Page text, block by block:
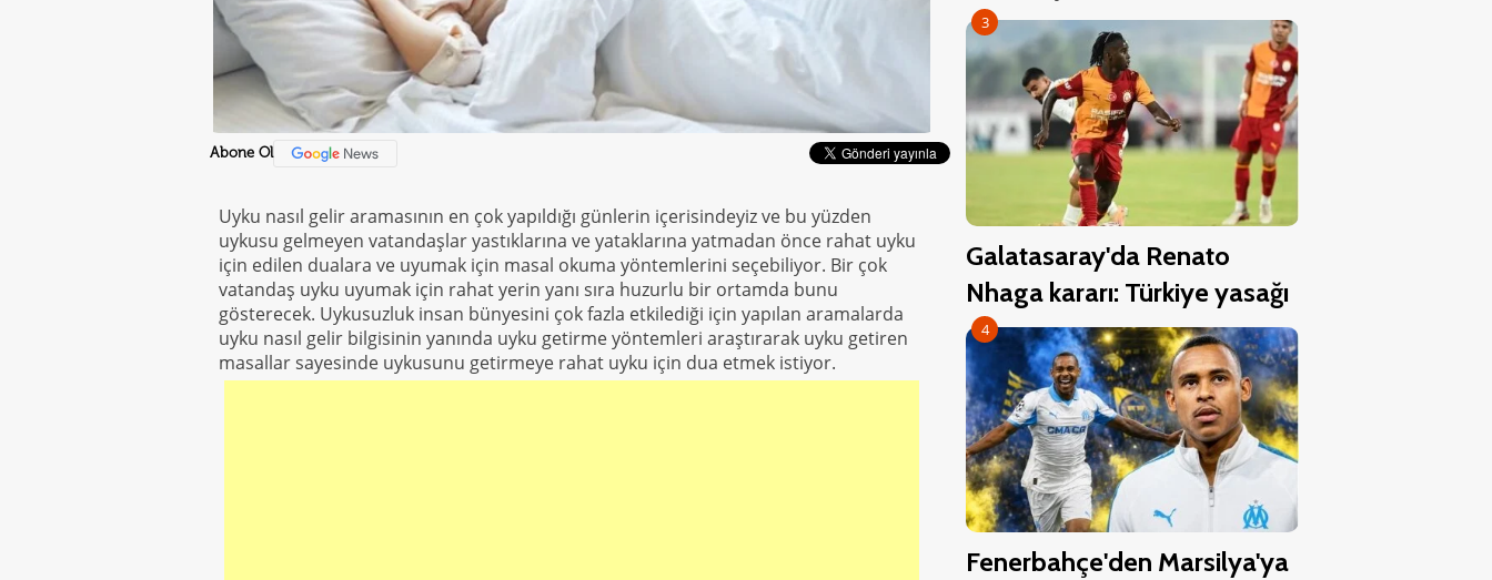
Abone Ol
Uyku nasıl gelir aramasının en çok yapıldığı günlerin içerisindeyiz ve bu yüzden
uykusu gelmeyen vatandaşlar yastıklarına ve yataklarına yatmadan önce rahat uyku
için edilen dualara ve uyumak için masal okuma yöntemlerini seçebiliyor. Bir çok
vatandaş uyku uyumak için rahat yerin yanı sıra huzurlu bir ortamda bunu
gösterecek. Uykusuzluk insan bünyesini çok fazla etkilediği için yapılan aramalarda
uyku nasıl gelir bilgisinin yanında uyku getirme yöntemleri araştırarak uyku getiren
masallar sayesinde uykusunu getirmeye rahat uyku için dua etmek istiyor.
3
Galatasaray'da Renato
Nhaga kararı: Türkiye yasağı
4
Fenerbahçe'den Marsilya'ya